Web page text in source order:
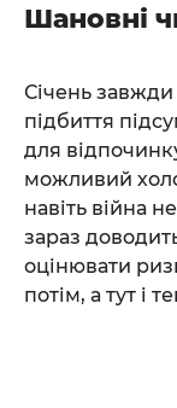
Шановні
Січень завжди
підбиття
для
можливий
навіть війна
зараз
оцінювати
потім, а тут і